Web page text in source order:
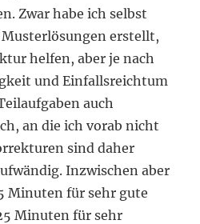
Zwar habe ich selbst
erstellt,
helfen, aber je nach
und Einfallsreichtum
auch
an die ich vorab nicht
sind daher
Inzwischen aber
Minuten für sehr gute
Minuten für sehr